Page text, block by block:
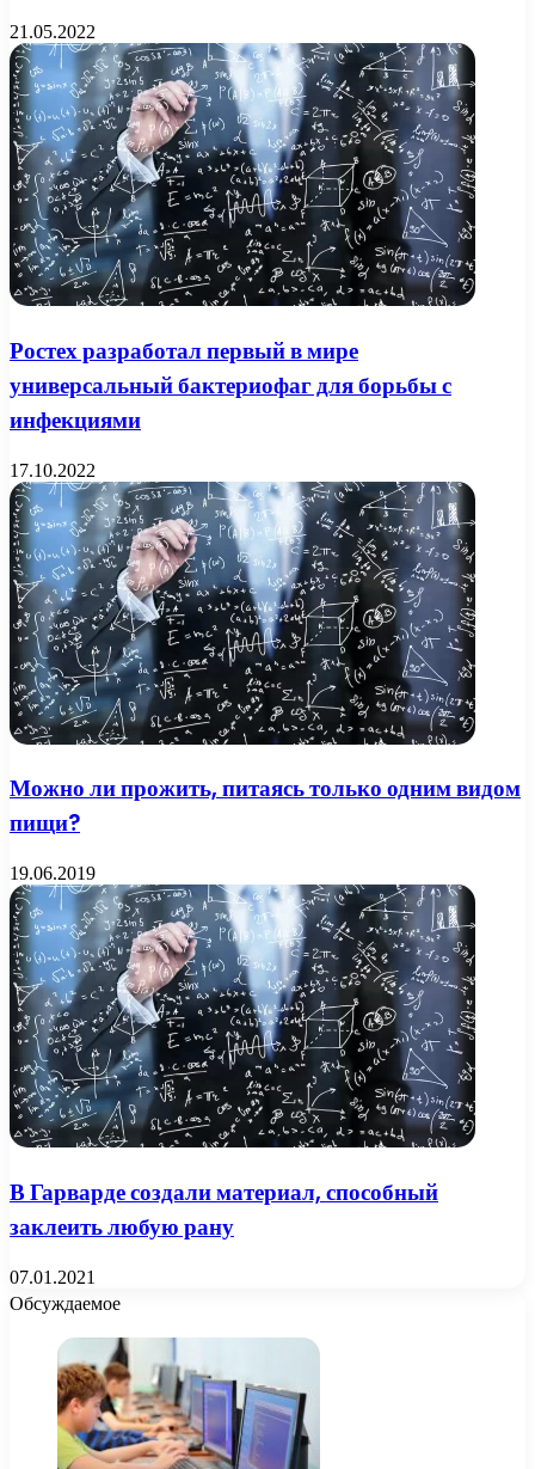
21.05.2022
Ростех разработал первый в мире
универсальный бактериофаг для борьбы с
инфекциями
17.10.2022
Можно ли прожить, питаясь только одним видом
пищи?
19.06.2019
В Гарварде создали материал, способный
заклеить любую рану
07.01.2021
Обсуждаемое